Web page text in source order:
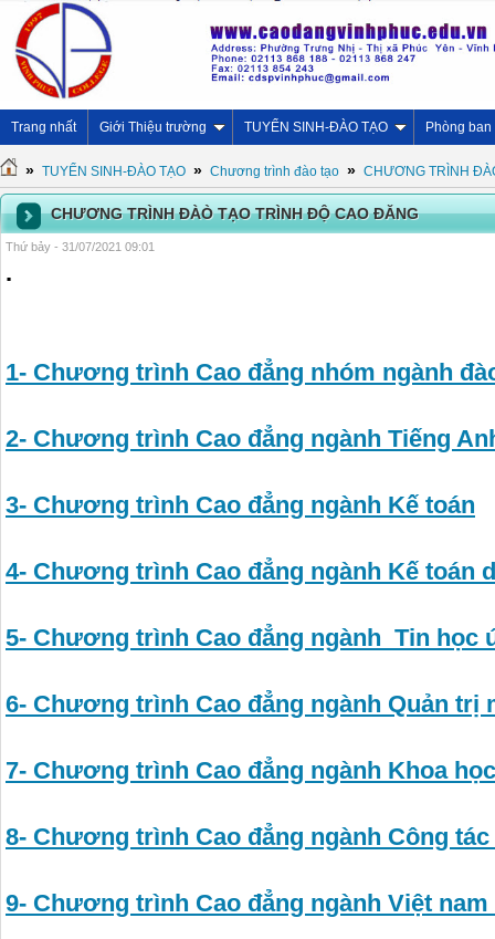
Trang nhất Giới Thiệu trường TUYỂN SINH-ĐÀO TẠO Phòng ban
» TUYỂN SINH-ĐÀO TẠO » Chương trình đào tạo » CHƯƠNG TRÌNH
CHƯƠNG TRÌNH ĐÀÒ TẠO TRÌNH ĐỘ CAO ĐĂNG
Thứ bảy - 31/07/2021 09:01
.
1- Chương trình Cao đẳng nhóm ngành
2- Chương trình Cao đẳng ngành Tiếng
3- Chương trình Cao đẳng ngành Kế toán
4- Chương trình Cao đẳng ngành Kế toán
5- Chương trình Cao đẳng ngành Tin học
6- Chương trình Cao đẳng ngành Quản trị
7- Chương trình Cao đẳng ngành Khoa
8- Chương trình Cao đẳng ngành Công
9- Chương trình Cao đẳng ngành Việt nam